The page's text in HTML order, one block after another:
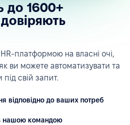
до 1600+
платформою на власні очі,
ви можете автоматизувати та
свій запит.
відповідно до ваших потреб
нашою командою